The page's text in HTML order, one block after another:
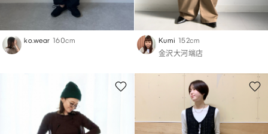
ko.wear 160cm Kumi 152cm
金沢大河端店